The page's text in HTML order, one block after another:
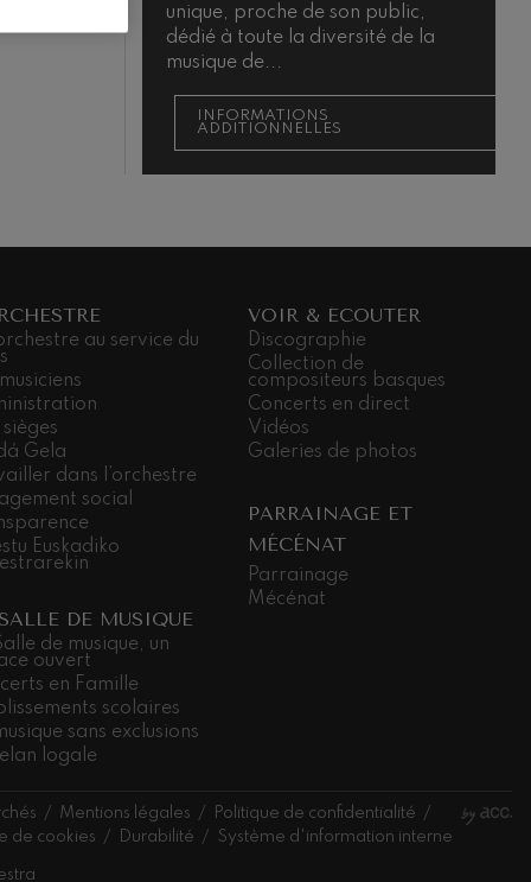
unique, proche de son public,
dédié à toute la diversité de la
musique de...
INFORMATIONS
ADDITIONNELLES
au service du
sièges
Gela
dans l’orchestre
social
Euskadiko
DE MUSIQUE
de musique, un
ouvert
en Famille
scolaires
sans exclusions
logale
VOIR & ÉCOUTER
Discographie
Collection de
compositeurs basques
Concerts en direct
Vidéos
Galeries de photos
PARRAINAGE ET
MÉCÉNAT
Parrainage
Mécénat
Mentions légales
Politique de confidentialité
de cookies Durabilité Système d'information interne